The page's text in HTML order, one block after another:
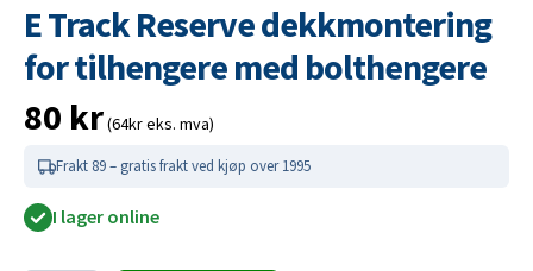
E Track Reserve dekkmontering
for tilhengere med bolthengere
80 kr(64kr eks. mva)
Frakt 89 – gratis frakt ved kjøp over 1995
I lager online